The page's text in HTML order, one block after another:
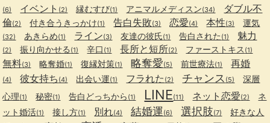
(6) イベント (2) 縁むすび(1) アニマルメディスン(34)
ダブル不
倫(2) 付き合うきっかけ(1) 告白失敗(3) 恋愛(4) 本性(3) 運気
(32) あきらめ(1) ライン(3) 友達の彼氏(1) 告白された (1) 魅力
(2) 振り向かせる (1) 辛口 (1) 長所と短所(2) ファーストキス (1)
無料(3) 略奪婚(1) 復縁対策(1) 略奪愛(5) 前世療法(1) 再婚
(4) 彼女持ち (4) 出会い運(1) フラれた (2) チャンス (5)
深層
心理(1) 秘密(1) 告白どっちから (1) LINE(11) ネット恋愛(2)
ネ
ット婚活(1) 接し方(1) 別れ(4) 結婚運(6) 選択肢(7)
好きな人